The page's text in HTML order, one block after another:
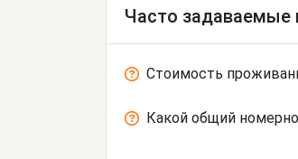
Часто задаваемые
Стоимость
Какой общий